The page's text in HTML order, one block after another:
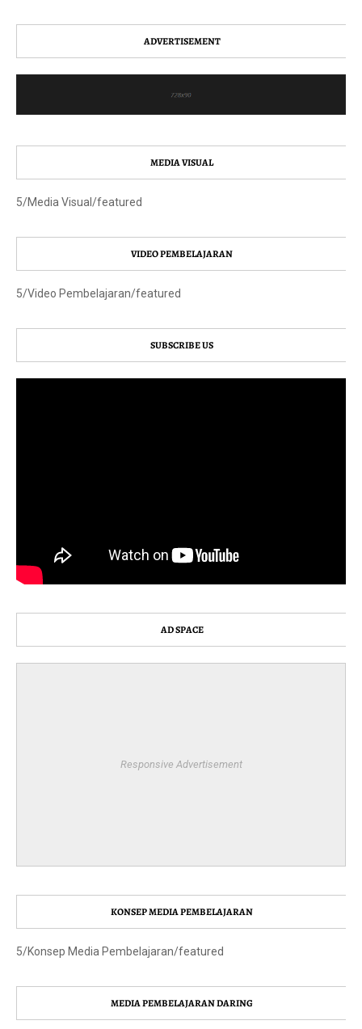
ADVERTISEMENT
MEDIA VISUAL
5/Media Visual/featured
VIDEO PEMBELAJARAN
5/Video Pembelajaran/featured
SUBSCRIBE US
AD SPACE
Responsive Advertisement
KONSEP MEDIA PEMBELAJARAN
5/Konsep Media Pembelajaran/featured
MEDIA PEMBELAJARAN DARING